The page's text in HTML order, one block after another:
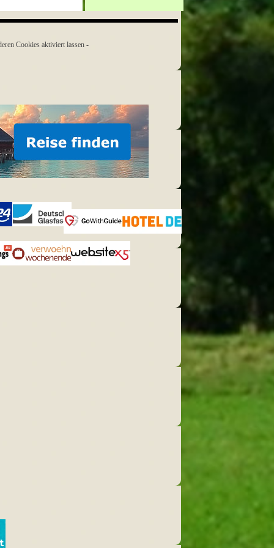
Cookies aktiviert lassen -
Deutsche
Glasfaser
GoWithGuide HOTEL.de
Verwoehnwochenende.de
Website X5